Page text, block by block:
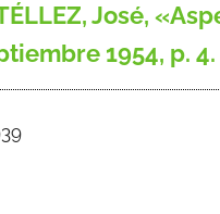
José,
1954, p. 4.